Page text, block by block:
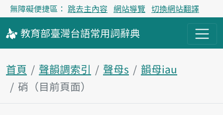
無障礙便捷區： 跳去主內容 網站導覽 切換網站翻譯
教育部臺灣台語常用詞辭典
首頁 聲韻調索引 聲母s
韻母iau
硝（目前頁面）